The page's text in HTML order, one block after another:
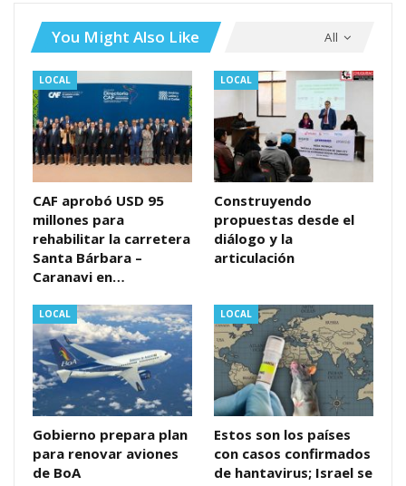
All
You Might Also Like
LOCAL
CAF aprobó USD 95
millones para
rehabilitar la carretera
Santa Bárbara –
Caranavi en…
LOCAL
Construyendo
propuestas desde el
diálogo y la
articulación
LOCAL
Gobierno prepara plan
para renovar aviones
de BoA
LOCAL
Estos son los países
con casos confirmados
de hantavirus; Israel se